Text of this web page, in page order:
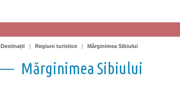
Destinații | Regiuni turistice | Mărginimea Sibiului
Mărginimea Sibiului